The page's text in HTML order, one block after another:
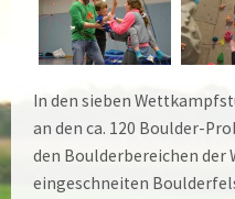
In den sieben
an den ca. 120 Boulder-
den Boulderbereichen der
eingeschneiten